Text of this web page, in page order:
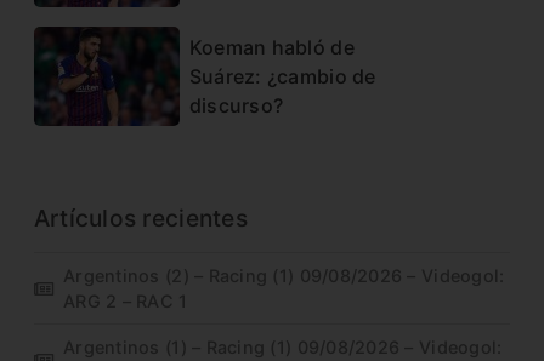
Koeman habló de
Suárez: ¿cambio de
discurso?
Artículos recientes
Argentinos (2) – Racing (1) 09/08/2026 – Videogol:
ARG 2 – RAC 1
Argentinos (1) – Racing (1) 09/08/2026 – Videogol: